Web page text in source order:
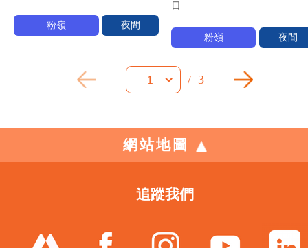
粉嶺 夜間
日
粉嶺 夜間
1 / 3
網站地圖
追蹤我們